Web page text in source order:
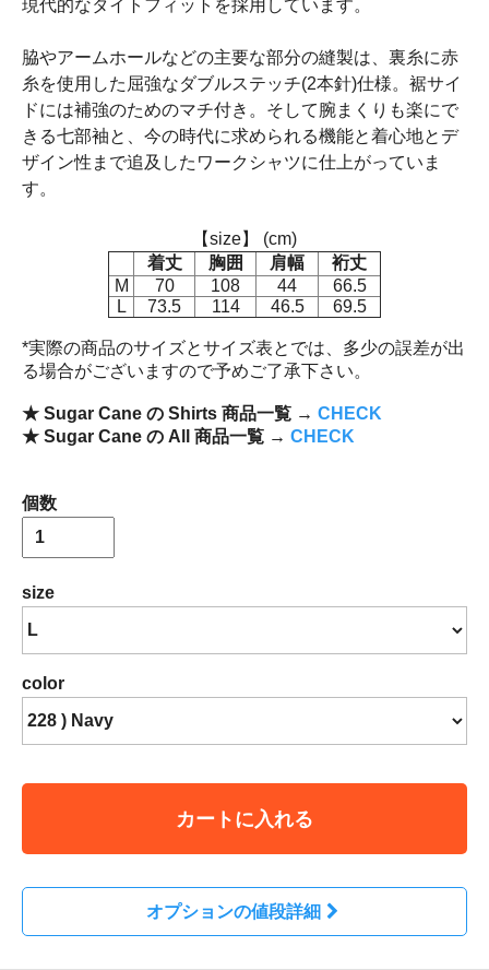
現代的なタイトフィットを採用しています。
脇やアームホールなどの主要な部分の縫製は、裏糸に赤
糸を使用した屈強なダブルステッチ(2本針)仕様。裾サイ
ドには補強のためのマチ付き。そして腕まくりも楽にで
きる七部袖と、今の時代に求められる機能と着心地とデ
ザイン性まで追及したワークシャツに仕上がっていま
す。
【size】 (cm)
着丈
胸囲 肩幅
裄丈
M
70 108 44
66.5
L
73.5 114 46.5 69.5
*実際の商品のサイズとサイズ表とでは、多少の誤差が出
る場合がございますので予めご了承下さい。
★ Sugar Cane の Shirts 商品一覧 → CHECK
★ Sugar Cane の All 商品一覧 → CHECK
個数
size
color
カートに入れる
オプションの値段詳細